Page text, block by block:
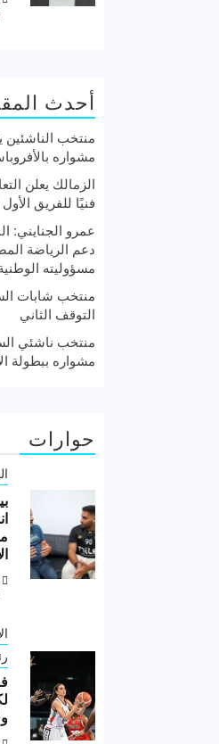
أحدث
منتخب الناشئين
مشواره
الزمالك يعلن
فنيًا للفريق
عمرو الجنايني:
دعم الرياضة
مسؤوليته
التوقف الثاني
منتخب ناشئي
مشواره ببطولة
حوارات